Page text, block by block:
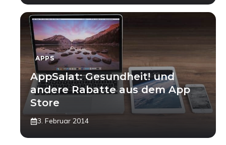
APPS
AppSalat: Gesundheit! und
andere Rabatte aus dem App
Store
3. Februar 2014